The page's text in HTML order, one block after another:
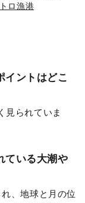
ロ漁港
イントはどこ
見られていま
ている大潮や
、地球と月の位